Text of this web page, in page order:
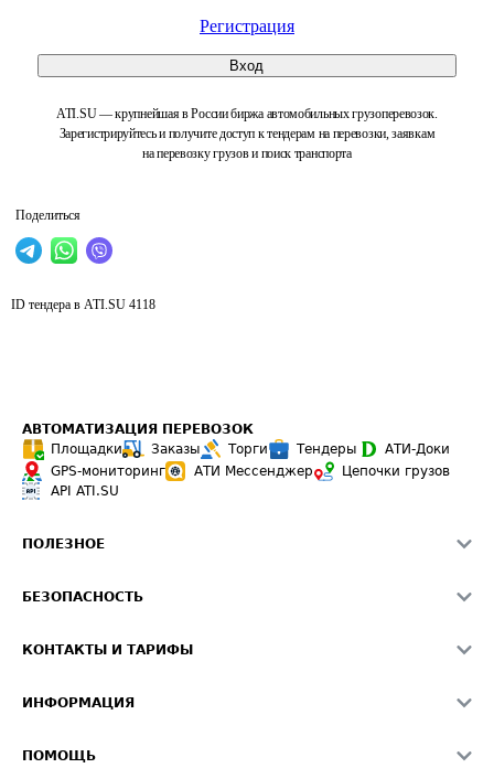
Регистрация
Вход
ATI.SU — крупнейшая в России биржа автомобильных грузоперевозок.
Зарегистрируйтесь и получите доступ к тендерам на перевозки, заявкам
на перевозку грузов и поиск транспорта
Поделиться
ID тендера в ATI.SU 4118
АВТОМАТИЗАЦИЯ ПЕРЕВОЗОК
Площадки
Заказы Торги Тендеры
АТИ-Доки
GPS-мониторинг
АТИ Мессенджер
Цепочки грузов
API ATI.SU
ПОЛЕЗНОЕ
Звезды ATI.SU на вашем сайте
Средние ставки
БЕЗОПАСНОСТЬ
Светофор+
О формировании Паспорта
КОНТАКТЫ И ТАРИФЫ
Реклама на сайте
ИНФОРМАЦИЯ
ПОМОЩЬ